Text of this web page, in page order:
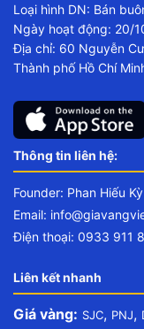
Loại hình DN: Bán
Ngày hoạt động: 20/
Địa chỉ: 60 Nguyễn
Thành phố Hồ Chí
Thông tin liên hệ:
Founder: Phan Hiếu Kỳ
Email:
Điện thoại: 0933 911
Liên kết nhanh
Giá vàng: SJC, PNJ,